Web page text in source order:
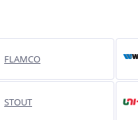
FLAMCO
STOUT